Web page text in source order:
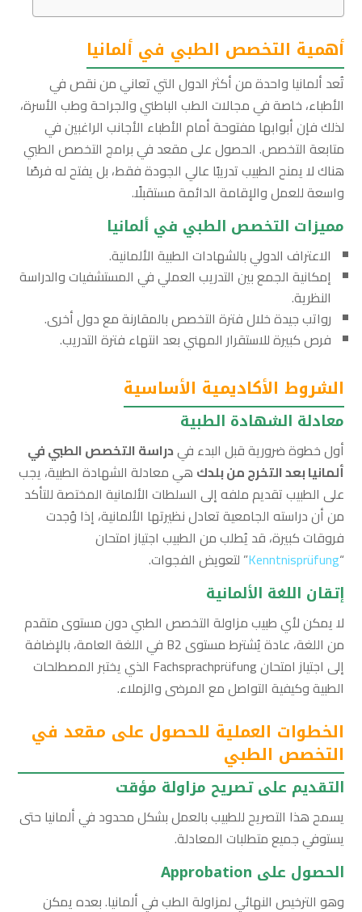
أهمية التخصص الطبي في ألمانيا
تُعد ألمانيا واحدة من أكثر الدول التي تعاني من نقص في
الأطباء، خاصة في مجالات الطب الباطني والجراحة وطب الأسرة،
لذلك فإن أبوابها مفتوحة أمام الأطباء الأجانب الراغبين في
متابعة التخصص. الحصول على مقعد في برامج التخصص الطبي
هناك لا يمنح الطبيب تدريبًا عالي الجودة فقط، بل يفتح له فرصًا
واسعة للعمل والإقامة الدائمة مستقبلًا.
مميزات التخصص الطبي في ألمانيا
الاعتراف الدولي بالشهادات الطبية الألمانية.
إمكانية الجمع بين التدريب العملي في المستشفيات والدراسة
النظرية.
رواتب جيدة خلال فترة التخصص بالمقارنة مع دول أخرى.
فرص كبيرة للاستقرار المهني بعد انتهاء فترة التدريب.
الشروط الأكاديمية الأساسية
معادلة الشهادة الطبية
أول خطوة ضرورية قبل البدء فيدراسة التخصص الطبي في
ألمانيا بعد التخرج من بلدك هي معادلة الشهادة الطبية، يجب
على الطبيب تقديم ملفه إلى السلطات الألمانية المختصة للتأكد
من أن دراسته الجامعية تعادل نظيرتها الألمانية، إذا وُجدت
فروقات كبيرة، قد يُطلب من الطبيب اجتياز امتحان
“
Kenntnisprüfung” لتعويض الفجوات.
إتقان اللغة الألمانية
لا يمكن لأي طبيب مزاولة التخصص الطبي دون مستوى متقدم
من اللغة، عادة يُشترط مستوى B2 في اللغة العامة، بالإضافة
إلى اجتياز امتحان Fachsprachprüfung الذي يختبر المصطلحات
الطبية وكيفية التواصل مع المرضى والزملاء.
الخطوات العملية للحصول على مقعد في
التخصص الطبي
التقديم على تصريح مزاولة مؤقت
يسمح هذا التصريح للطبيب بالعمل بشكل محدود في ألمانيا حتى
يستوفي جميع متطلبات المعادلة.
الحصول على Approbation
وهو الترخيص النهائي لمزاولة الطب في ألمانيا. بعده يمكن